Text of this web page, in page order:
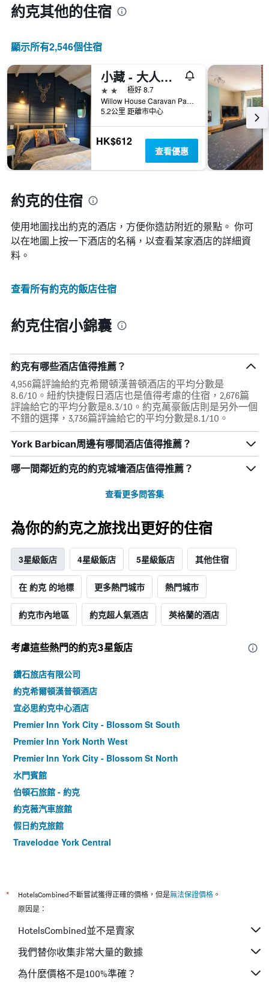
約克​其他的住宿
顯示所有2,546​個住宿
小藏 - 大人豪華露營飯店
2星級
極好 8.7
Willow House Caravan Park, 約克, 英國
5.2公里 距離市中心
HK$612
查看優惠
約克的住宿
使用地圖找出約克​的酒店，方便你造訪附近的景點。 你可
以在地圖上按一下酒店的名稱，以查看某家酒店的詳細資
料。
查看所有約克​的飯店住宿
約克住宿小錦囊
約克有哪些酒店值得推薦？
4,956篇評論給約克希爾頓漢普頓酒店的平均分數是
8.6/10。紐約快捷假日酒店也是值得考慮的住宿，2,676篇
評論給它的平均分數是8.3/10。約克萬豪飯店則是另外一個
不錯的選擇，3,736篇評論給它的平均分數是8.1/10。
York Barbican周邊有哪間酒店值得推薦？
哪一間鄰近約克的約克城墻酒店值得推薦？
查看更多問答集
為你的約克之旅找出更好的住宿
3星級飯店 4星級飯店 5星級飯店 其他住宿
在 約克 的地標 更多熱門城市 熱門城市
約克市內地區 約克超人氣酒店 英格蘭的酒店
考慮這些熱門的約克3星​飯店
鑽石旅店有限公司
約克希爾頓漢普頓酒店
宜必思約克中心酒店
Premier Inn York City - Blossom St South
Premier Inn York North West
Premier Inn York City - Blossom St North
水門賓館
伯頓石旅館 - 約克
約克薇汽車旅館
假日約克旅館
Travelodge York Central
格蘭奇旅館
約克玫瑰與皇冠賓館
梅森斯阿姆斯旅館
農莊民宿 - 約克
* HotelsCombined不斷嘗試獲得正確的價格，但是無法保證價格 。
原因是：
HotelsCombined並不是賣家
我們替你收集非常大量的數據
為什麼價格不是100%準確？